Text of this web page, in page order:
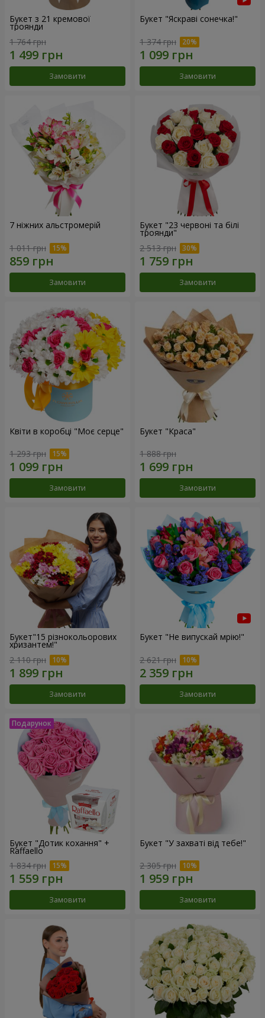
Букет з 21 кремової
троянди
1 764 грн
Замовити
Букет "Яскраві сонечка!"
1 374 грн
Замовити
7 ніжних альстромерій
1 011 грн
Замовити
Букет "23 червоні та білі
троянди"
2 513 грн
Замовити
Квіти в коробці "Моє серце"
1 293 грн
Замовити
Букет "Краса"
1 888 грн
Замовити
Букет"15 різнокольорових
хризантем!"
2 110 грн
Замовити
Букет "Не випускай мрію!"
2 621 грн
Замовити
Букет "Дотик кохання" +
Raffaello
1 834 грн
Замовити
Букет "У захваті від тебе!"
2 305 грн
Замовити